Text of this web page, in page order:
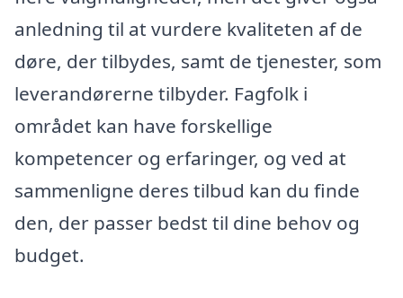
anledning til at vurdere kvaliteten af de
døre, der tilbydes, samt de tjenester, som
leverandørerne tilbyder. Fagfolk i
området kan have forskellige
kompetencer og erfaringer, og ved at
sammenligne deres tilbud kan du finde
den, der passer bedst til dine behov og
budget.